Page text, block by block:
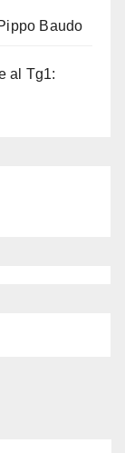
Baudo
al Tg1: